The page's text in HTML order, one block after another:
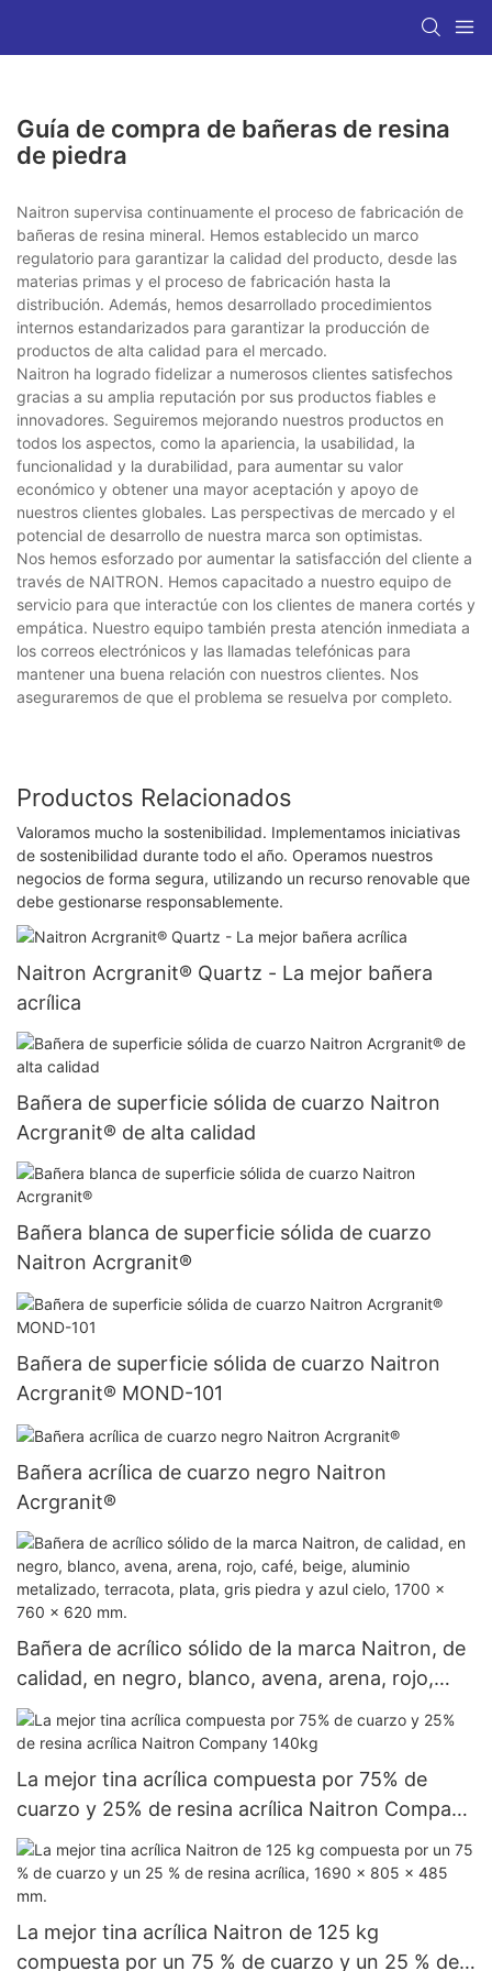
Guía de compra de bañeras de resina
de piedra
Naitron supervisa continuamente el proceso de fabricación de
bañeras de resina mineral. Hemos establecido un marco
regulatorio para garantizar la calidad del producto, desde las
materias primas y el proceso de fabricación hasta la
distribución. Además, hemos desarrollado procedimientos
internos estandarizados para garantizar la producción de
productos de alta calidad para el mercado.
Naitron ha logrado fidelizar a numerosos clientes satisfechos
gracias a su amplia reputación por sus productos fiables e
innovadores. Seguiremos mejorando nuestros productos en
todos los aspectos, como la apariencia, la usabilidad, la
funcionalidad y la durabilidad, para aumentar su valor
económico y obtener una mayor aceptación y apoyo de
nuestros clientes globales. Las perspectivas de mercado y el
potencial de desarrollo de nuestra marca son optimistas.
Nos hemos esforzado por aumentar la satisfacción del cliente a
través de NAITRON. Hemos capacitado a nuestro equipo de
servicio para que interactúe con los clientes de manera cortés y
empática. Nuestro equipo también presta atención inmediata a
los correos electrónicos y las llamadas telefónicas para
mantener una buena relación con nuestros clientes. Nos
aseguraremos de que el problema se resuelva por completo.
Productos Relacionados
Valoramos mucho la sostenibilidad. Implementamos iniciativas
de sostenibilidad durante todo el año. Operamos nuestros
negocios de forma segura, utilizando un recurso renovable que
debe gestionarse responsablemente.
Naitron Acrgranit® Quartz - La mejor bañera
acrílica
Bañera de superficie sólida de cuarzo Naitron
Acrgranit® de alta calidad
Bañera blanca de superficie sólida de cuarzo
Naitron Acrgranit®
Bañera de superficie sólida de cuarzo Naitron
Acrgranit® MOND-101
Bañera acrílica de cuarzo negro Naitron
Acrgranit®
Bañera de acrílico sólido de la marca Naitron, de
calidad, en negro, blanco, avena, arena, rojo,
café, beige, aluminio metalizado, terracota, plata,
gris piedra y azul cielo, 1700 x 760 x 620 mm.
La mejor tina acrílica compuesta por 75% de
cuarzo y 25% de resina acrílica Naitron Company
140kg
La mejor tina acrílica Naitron de 125 kg
compuesta por un 75 % de cuarzo y un 25 % de